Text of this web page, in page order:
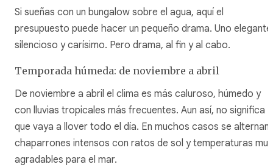
Si sueñas con un bungalow sobre el agua, aquí el
presupuesto puede hacer un pequeño drama. Uno
silencioso y carísimo. Pero drama, al fin y al cabo.
Temporada húmeda: de noviembre a abril
De noviembre a abril el clima es más caluroso, húmedo y
con lluvias tropicales más frecuentes. Aun así, no significa
que vaya a llover todo el día. En muchos casos se alternan
chaparrones intensos con ratos de sol y temperaturas muy
agradables para el mar.